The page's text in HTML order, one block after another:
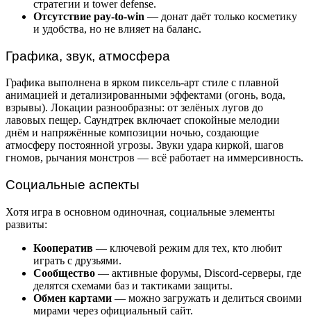
стратегии и tower defense.
Отсутствие pay-to-win — донат даёт только косметику
и удобства, но не влияет на баланс.
Графика, звук, атмосфера
Графика выполнена в ярком пиксель-арт стиле с плавной
анимацией и детализированными эффектами (огонь, вода,
взрывы). Локации разнообразны: от зелёных лугов до
лавовых пещер. Саундтрек включает спокойные мелодии
днём и напряжённые композиции ночью, создающие
атмосферу постоянной угрозы. Звуки удара киркой, шагов
гномов, рычания монстров — всё работает на иммерсивность.
Социальные аспекты
Хотя игра в основном одиночная, социальные элементы
развиты:
Кооператив — ключевой режим для тех, кто любит
играть с друзьями.
Сообщество — активные форумы, Discord-серверы, где
делятся схемами баз и тактиками защиты.
Обмен картами — можно загружать и делиться своими
мирами через официальный сайт.